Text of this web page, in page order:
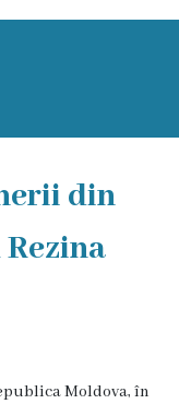
din
Moldova, în